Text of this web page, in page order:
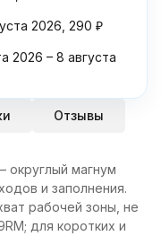
2026 290 ₽
2026 – 8 августа
Отзывы
округлый магнум
и заполнения.
рабочей зоны, не
для коротких и